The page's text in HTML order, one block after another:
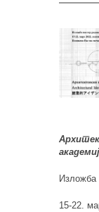
Изложба
15-22.